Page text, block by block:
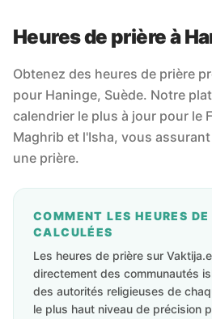
Heures de prière à
Obtenez des heures de prière
pour Haninge, Suède. Notre
calendrier le plus à jour pour le
Maghrib et l'Isha, vous
une prière.
COMMENT LES HEURES DE
CALCULÉES
Les heures de prière sur
directement des communautés
des autorités religieuses de
le plus haut niveau de précision